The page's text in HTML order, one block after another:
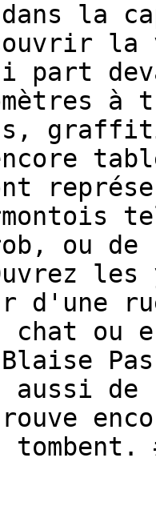
la
part
à
ou de
d'une
ou
aussi
tombent.